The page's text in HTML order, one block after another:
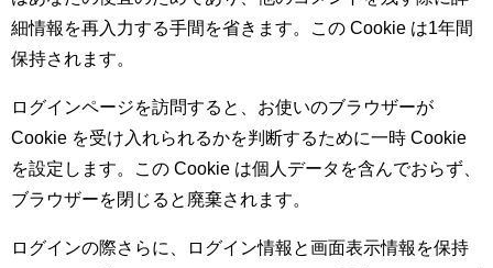
細情報を再入力する手間を省きます。この Cookie は1年間
保持されます。
ログインページを訪問すると、お使いのブラウザーが
Cookie を受け入れられるかを判断するために一時 Cookie
を設定します。この Cookie は個人データを含んでおらず、
ブラウザーを閉じると廃棄されます。
ログインの際さらに、ログイン情報と画面表示情報を保持